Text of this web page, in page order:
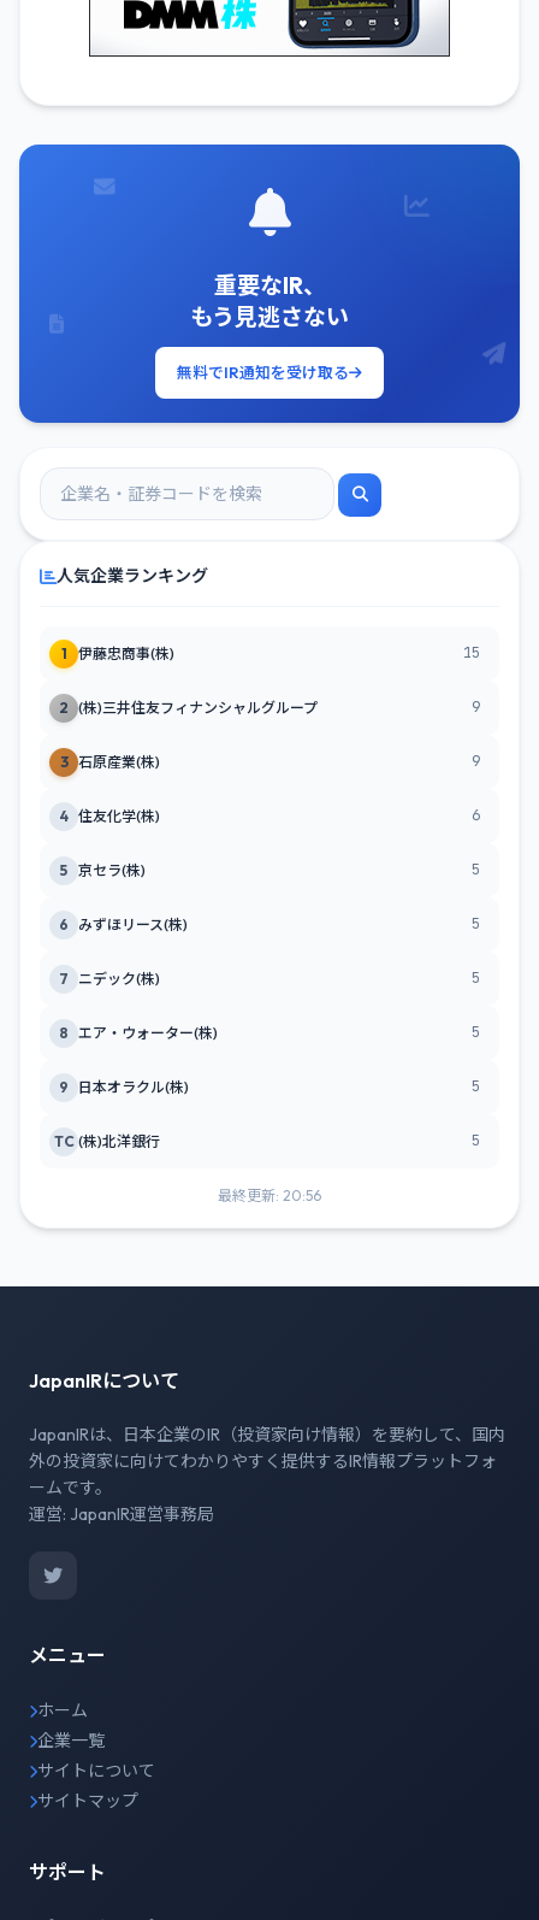
重要なIR、
もう見逃さない
無料でIR通知を受け取る
人気企業ランキング
1 伊藤忠商事(株) 15
2 (株)三井住友フィナンシャルグループ 9
3 石原産業(株) 9
4 住友化学(株) 6
5 京セラ(株) 5
6 みずほリース(株) 5
7 ニデック(株) 5
8 エア・ウォーター(株) 5
9 日本オラクル(株) 5
TC (株)北洋銀行 5
最終更新: 20:56
JapanIRについて
JapanIRは、日本企業のIR（投資家向け情報）を要約して、国内
外の投資家に向けてわかりやすく提供するIR情報プラットフォ
ームです。
運営: JapanIR運営事務局
メニュー
ホーム
企業一覧
サイトについて
サイトマップ
サポート